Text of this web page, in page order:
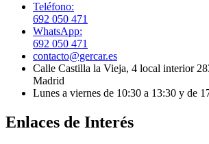
Teléfono:
692 050 471
WhatsApp:
692 050 471
contacto@gercar.es
Calle Castilla la Vieja, 4 local interior
Madrid
Lunes a viernes de 10:30 a 13:30 y de
Enlaces de Interés